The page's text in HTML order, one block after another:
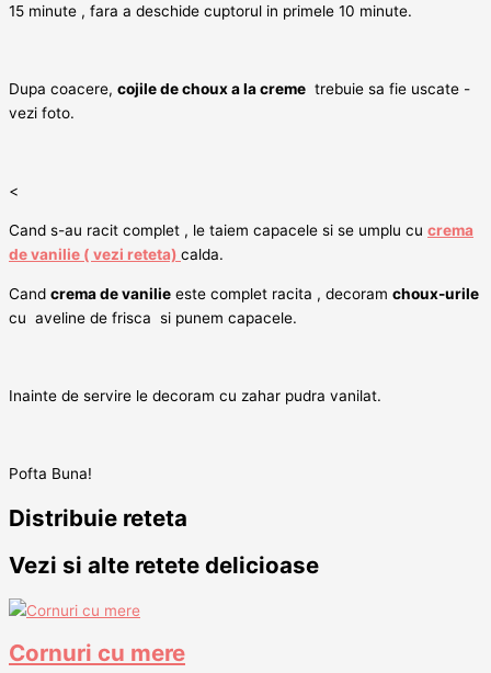
15 minute , fara a deschide cuptorul in primele 10 minute.
Dupa coacere, cojile de choux a la creme trebuie sa fie uscate -
vezi foto.
<
Cand s-au racit complet , le taiem capacele si se umplu cu crema
de vanilie ( vezi reteta) calda.
Cand crema de vanilie este complet racita , decoram choux-urile
cu aveline de frisca si punem capacele.
Inainte de servire le decoram cu zahar pudra vanilat.
Pofta Buna!
Distribuie reteta
Vezi si alte retete delicioase
Cornuri cu mere